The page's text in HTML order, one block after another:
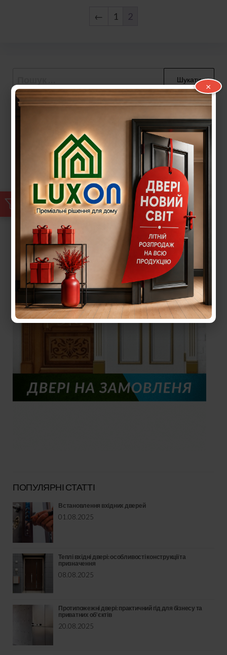
← 1 2
ПОПУЛЯРНІ СТАТТІ
Встановлення вхідних дверей
01.08.2025
Теплі вхідні двері: особливості конструкції та
призначення
08.08.2025
Протипожежні двері: практичний гід для бізнесу та
приватних об’єктів
20.08.2025
×